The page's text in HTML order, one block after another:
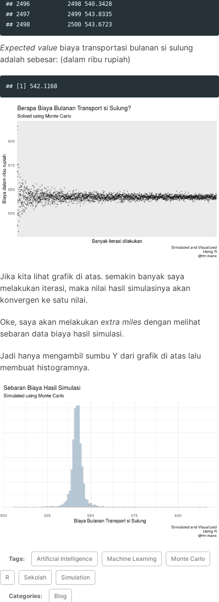
## 2496           2498 540.3428
## 2497           2499 543.8335
Expected value biaya transportasi bulanan si sulung
adalah sebesar: (dalam ribu rupiah)
Jika kita lihat grafik di atas. semakin banyak saya
melakukan iterasi, maka nilai hasil simulasinya akan
konvergen ke satu nilai.
Oke, saya akan melakukan extra miles dengan melihat
sebaran data biaya hasil simulasi.
Jadi hanya mengambil sumbu Y dari grafik di atas lalu
membuat histogramnya.
Tags: Artificial Intelligence Machine Learning Monte Carlo
R Sekolah Simulation
Categories: Blog